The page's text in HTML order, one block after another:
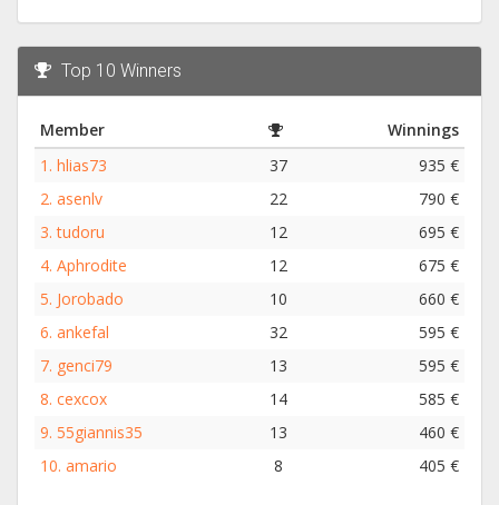
Top 10 Winners
Member
Winnings
1. hlias73 37
935 €
2. asenlv 22
790 €
3.tudoru 12
695 €
4. Aphrodite 12
675 €
5. Jorobado 10
660 €
6. ankefal 32
595 €
7. genci79 13
595 €
8. cexcox 14
585 €
9. 55giannis35 13
460 €
10. amario 8 405 €